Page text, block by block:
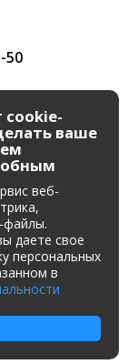
50
cookie-
ваше
веб-
файлы.
даете свое
персональных
в